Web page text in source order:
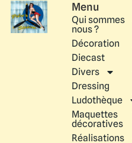
Menu
Qui sommes
nous ?
Décoration
Diecast
Divers
Dressing
Ludothèque
Maquettes
décoratives
Réalisations